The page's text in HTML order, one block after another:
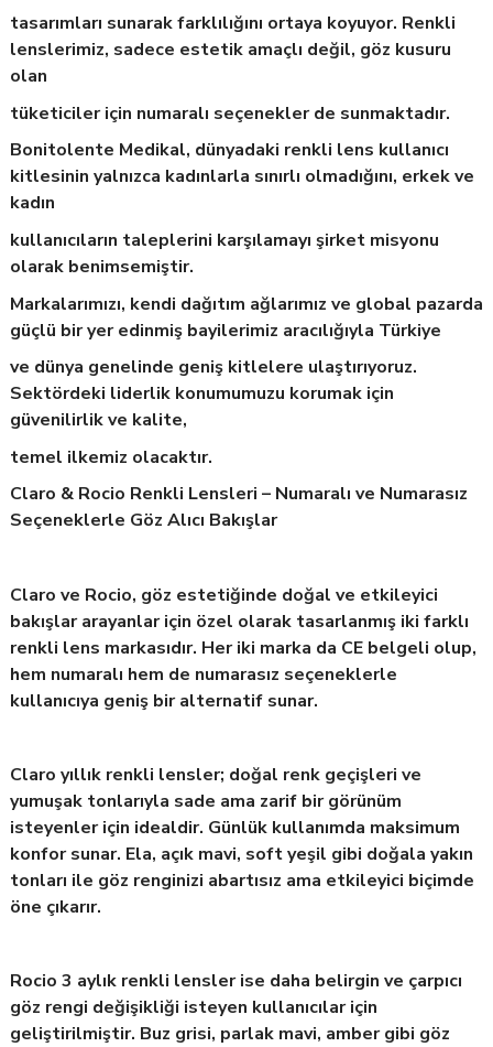
tasarımları sunarak farklılığını ortaya koyuyor. Renkli
lenslerimiz, sadece estetik amaçlı değil, göz kusuru
olan
tüketiciler için numaralı seçenekler de sunmaktadır.
Bonitolente Medikal, dünyadaki renkli lens kullanıcı
kitlesinin yalnızca kadınlarla sınırlı olmadığını, erkek ve
kadın
kullanıcıların taleplerini karşılamayı şirket misyonu
olarak benimsemiştir.
Markalarımızı, kendi dağıtım ağlarımız ve global pazarda
güçlü bir yer edinmiş bayilerimiz aracılığıyla Türkiye
ve dünya genelinde geniş kitlelere ulaştırıyoruz.
Sektördeki liderlik konumumuzu korumak için
güvenilirlik ve kalite,
temel ilkemiz olacaktır.
Claro & Rocio Renkli Lensleri – Numaralı ve Numarasız
Seçeneklerle Göz Alıcı Bakışlar
Claro ve Rocio, göz estetiğinde doğal ve etkileyici
bakışlar arayanlar için özel olarak tasarlanmış iki farklı
renkli lens markasıdır. Her iki marka da CE belgeli olup,
hem numaralı hem de numarasız seçeneklerle
kullanıcıya geniş bir alternatif sunar.
Claro yıllık renkli lensler; doğal renk geçişleri ve
yumuşak tonlarıyla sade ama zarif bir görünüm
isteyenler için idealdir. Günlük kullanımda maksimum
konfor sunar. Ela, açık mavi, soft yeşil gibi doğala yakın
tonları ile göz renginizi abartısız ama etkileyici biçimde
öne çıkarır.
Rocio 3 aylık renkli lensler ise daha belirgin ve çarpıcı
göz rengi değişikliği isteyen kullanıcılar için
geliştirilmiştir. Buz grisi, parlak mavi, amber gibi göz